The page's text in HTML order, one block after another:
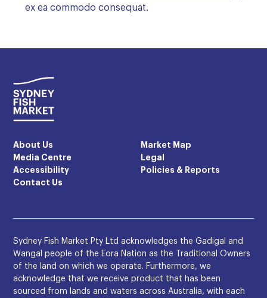
ex ea commodo consequat.
About Us
Market Map
Media Centre
Legal
Accessibility
Policies & Reports
Contact Us
Sydney Fish Market Pty Ltd acknowledges the Gadigal and
Wangal people of the Eora Nation as the Traditional Owners
of the land on which we operate. Furthermore, we
acknowledge that we receive product that has been
sourced from lands and waters across Australia, with each